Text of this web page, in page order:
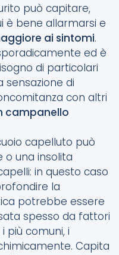
può capitare,
è bene allarmarsi e
ai sintomi.
ed è
di particolari
sensazione di
con altri
campanello
capelluto può
o una insolita
in questo caso
la
potrebbe essere
spesso da fattori
più comuni, i
Capita